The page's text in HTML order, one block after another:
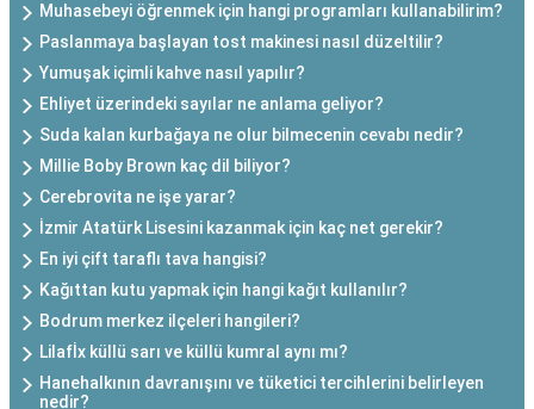
Muhasebeyi öğrenmek için hangi programları kullanabilirim?
Paslanmaya başlayan tost makinesi nasıl düzeltilir?
Yumuşak içimli kahve nasıl yapılır?
Ehliyet üzerindeki sayılar ne anlama geliyor?
Suda kalan kurbağaya ne olur bilmecenin cevabı nedir?
Millie Boby Brown kaç dil biliyor?
Cerebrovita ne işe yarar?
İzmir Atatürk Lisesini kazanmak için kaç net gerekir?
En iyi çift taraflı tava hangisi?
Kağıttan kutu yapmak için hangi kağıt kullanılır?
Bodrum merkez ilçeleri hangileri?
Lilafİx küllü sarı ve küllü kumral aynı mı?
Hanehalkının davranışını ve tüketici tercihlerini belirleyen
nedir?